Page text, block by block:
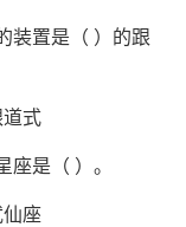
装置是（ ）的跟
道式
座是（ ）。
仙座